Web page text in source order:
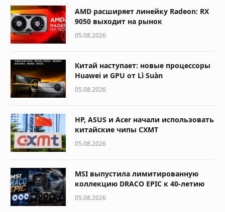
AMD расширяет линейку Radeon: RX
9050 выходит на рынок
05.08.2026
Китай наступает: новые процессоры
Huawei и GPU от Lì Suàn
05.08.2026
HP, ASUS и Acer начали использовать
китайские чипы CXMT
05.08.2026
MSI выпустила лимитированную
коллекцию DRACO EPIC к 40-летию
05.08.2026